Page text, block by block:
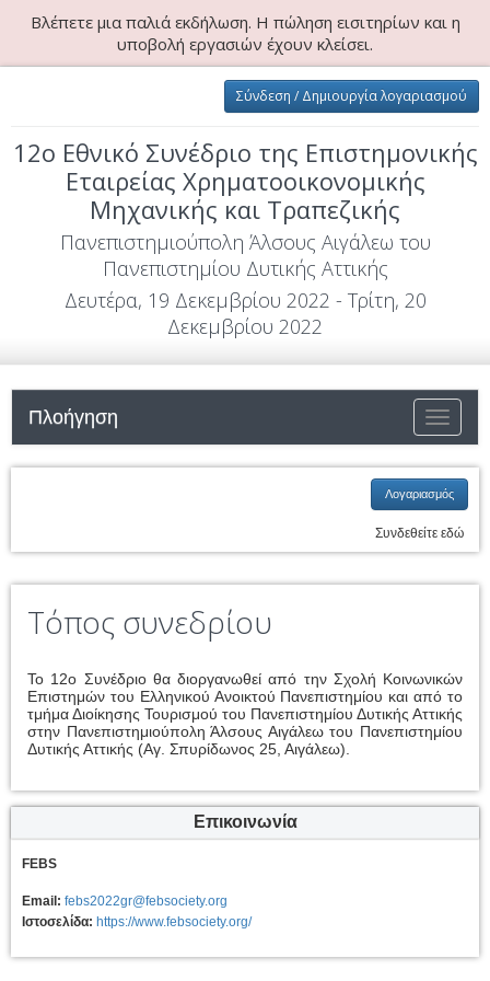
Βλέπετε μια παλιά εκδήλωση. Η πώληση εισιτηρίων και η
υποβολή εργασιών έχουν κλείσει.
Σύνδεση / Δημιουργία λογαριασμού
12ο Εθνικό Συνέδριο της Επιστημονικής
Εταιρείας Χρηματοοικονομικής
Μηχανικής και Τραπεζικής
Πανεπιστημιούπολη Άλσους Αιγάλεω του
Πανεπιστημίου Δυτικής Αττικής
Δευτέρα, 19 Δεκεμβρίου 2022 - Τρίτη, 20
Δεκεμβρίου 2022
Πλοήγηση
Λογαριασμός
Συνδεθείτε εδώ
Τόπος συνεδρίου
Το 12ο Συνέδριο θα διοργανωθεί από την Σχολή Κοινωνικών
Επιστημών του Ελληνικού Ανοικτού Πανεπιστημίου και από το
τμήμα Διοίκησης Τουρισμού του Πανεπιστημίου Δυτικής Αττικής
στην Πανεπιστημιούπολη Άλσους Αιγάλεω του Πανεπιστημίου
Δυτικής Αττικής (Αγ. Σπυρίδωνος 25, Αιγάλεω).
Επικοινωνία
FEBS
Email: febs2022gr@febsociety.org
Ιστοσελίδα: https://www.febsociety.org/